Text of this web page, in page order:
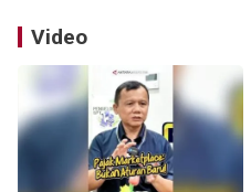
Video